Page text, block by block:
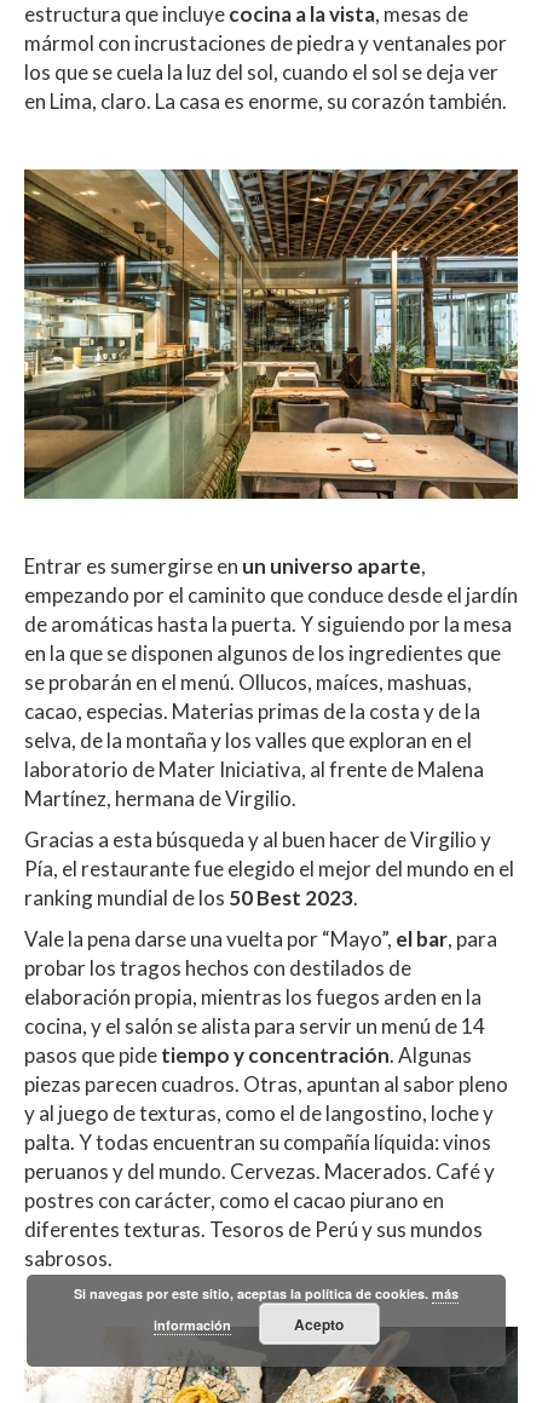
estructura que incluyecocina a la vista, mesas de
mármol con incrustaciones de piedra y ventanales por
los que se cuela la luz del sol, cuando el sol se deja ver
en Lima, claro. La casa es enorme, su corazón también.
Entrar es sumergirse en un universo aparte,
empezando por el caminito que conduce desde el jardín
de aromáticas hasta la puerta. Y siguiendo por la mesa
en la que se disponen algunos de los ingredientes que
se probarán en el menú. Ollucos, maíces, mashuas,
cacao, especias. Materias primas de la costa y de la
selva, de la montaña y los valles que exploran en el
laboratorio de Mater Iniciativa, al frente de Malena
Martínez, hermana de Virgilio.
Gracias a esta búsqueda y al buen hacer de Virgilio y
Pía, el restaurante fue elegido el mejor del mundo en el
ranking mundial de los 50 Best 2023.
Vale la pena darse una vuelta por “Mayo”, el bar, para
probar los tragos hechos con destilados de
elaboración propia, mientras los fuegos arden en la
cocina, y el salón se alista para servir un menú de 14
pasos que pidetiempo y concentración. Algunas
piezas parecen cuadros. Otras, apuntan al sabor pleno
y al juego de texturas, como el de langostino, loche y
palta. Y todas encuentran su compañía líquida: vinos
peruanos y del mundo. Cervezas. Macerados. Café y
postres con carácter, como el cacao piurano en
diferentes texturas. Tesoros de Perú y sus mundos
sabrosos.
Si navegas por este sitio, aceptas la política de cookies.más
información
Acepto